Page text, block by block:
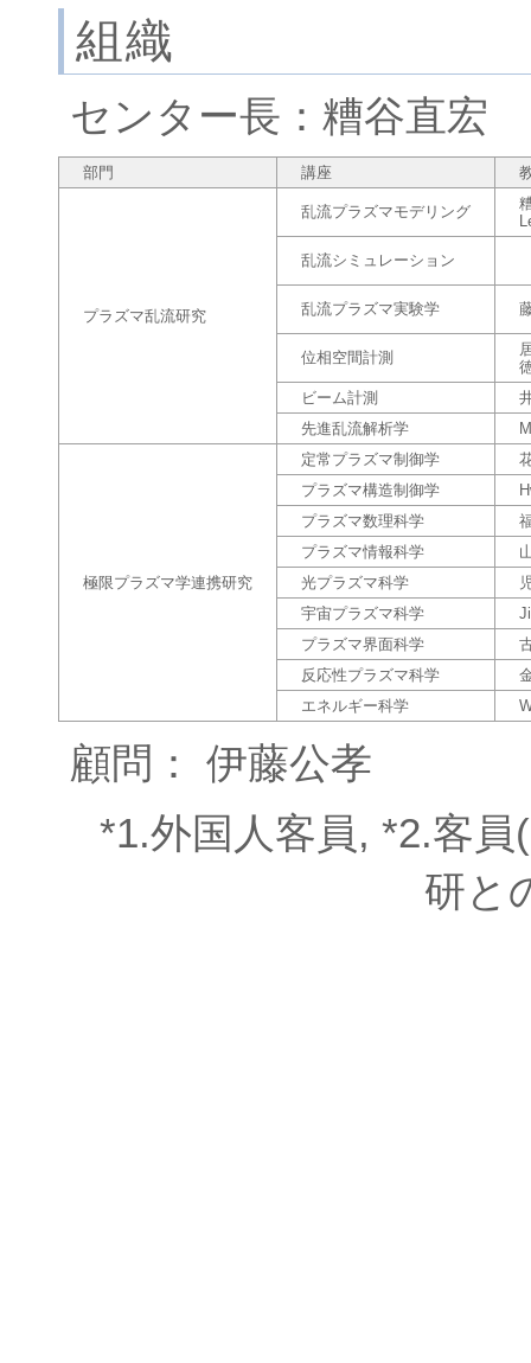
組織
センター長：糟谷直宏
部門 講座
プラズマ乱流研究
乱流プラズマモデリング
乱流シミュレーション
乱流プラズマ実験学
位相空間計測
ビーム計測
先進乱流解析学
極限プラズマ学連携研究
定常プラズマ制御学
プラズマ構造制御学
プラズマ数理科学
プラズマ情報科学
光プラズマ科学
宇宙プラズマ科学
プラズマ界面科学
反応性プラズマ科学
エネルギー科学
顧問： 伊藤公孝
*1.外国人客員, *2.客
研と